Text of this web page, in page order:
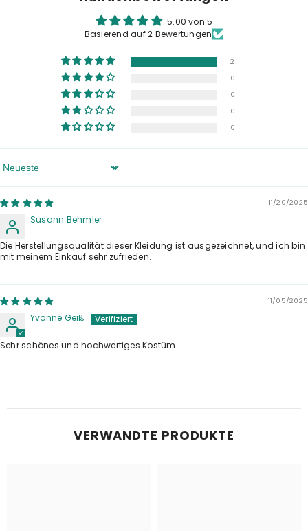
5.00 von 5
Basierend auf 2 Bewertungen
2
0
0
0
0
Sort By
11/20/2025
Susann Behmler
Die Herstellungsqualität dieser Kleidung ist ausgezeichnet, und ich bin
mit meinem Einkauf sehr zufrieden.
11/05/2025
Yvonne Geiß
Sehr schönes und hochwertiges Kostüm
VERWANDTE PRODUKTE